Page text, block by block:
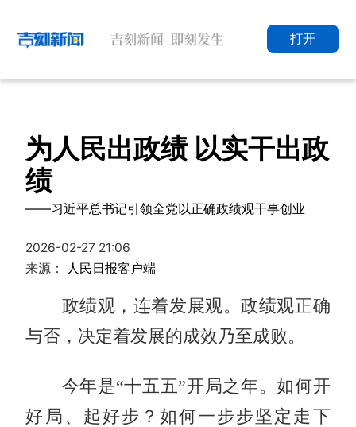
打开
为人民出政绩 以实干出政
绩
——习近平总书记引领全党以正确政绩观干事创业
2026-02-27 21:06
来源：
人民日报客户端
政绩观，连着发展观。政绩观正确
与否，决定着发展的成效乃至成败。
今年是“十五五”开局之年。如何开
好局、起好步？如何一步步坚定走下